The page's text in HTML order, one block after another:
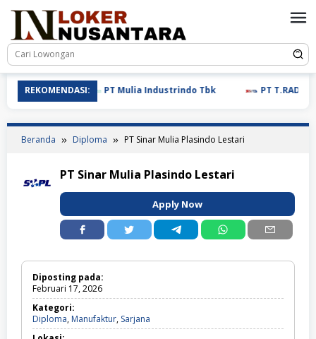
REKOMENDASI: PT Mulia Industrindo Tbk PT T.RAD
Beranda Diploma PT Sinar Mulia Plasindo Lestari
PT Sinar Mulia Plasindo Lestari
Apply Now
Diposting pada:
Februari 17, 2026
Kategori:
Diploma, Manufaktur, Sarjana
Manufaktur,